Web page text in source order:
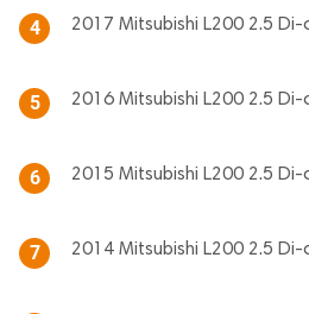
4 2017 Mitsubishi L200 2.5 Di-
5 2016 Mitsubishi L200 2.5 Di-
6 2015 Mitsubishi L200 2.5 Di-
7 2014 Mitsubishi L200 2.5 Di-